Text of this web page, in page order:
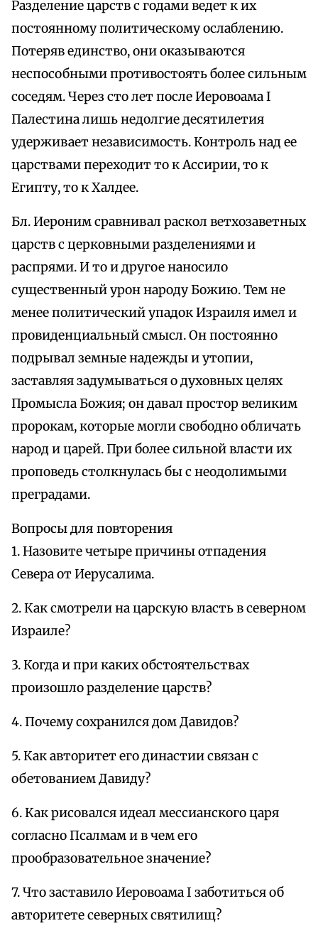
Разделение царств с годами ведет к их
постоянному политическому ослаблению.
Потеряв единство, они оказываются
неспособными противостоять более сильным
соседям. Через сто лет после Иеровоама I
Палестина лишь недолгие десятилетия
удерживает независимость. Контроль над ее
царствами переходит то к Ассирии, то к
Египту, то к Халдее.
Бл. Иероним сравнивал раскол ветхозаветных
царств с церковными разделениями и
распрями. И то и другое наносило
существенный урон народу Божию. Тем не
менее политический упадок Израиля имел и
провиденциальный смысл. Он постоянно
подрывал земные надежды и утопии,
заставляя задумываться о духовных целях
Промысла Божия; он давал простор великим
пророкам, которые могли свободно обличать
народ и царей. При более сильной власти их
проповедь столкнулась бы с неодолимыми
преградами.
Вопросы для повторения
1. Назовите четыре причины отпадения
Севера от Иерусалима.
2. Как смотрели на царскую власть в северном
Израиле?
3. Когда и при каких обстоятельствах
произошло разделение царств?
4. Почему сохранился дом Давидов?
5. Как авторитет его династии связан с
обетованием Давиду?
6. Как рисовался идеал мессианского царя
согласно Псалмам и в чем его
прообразовательное значение?
7. Что заставило Иеровоама I заботиться об
авторитете северных святилищ?